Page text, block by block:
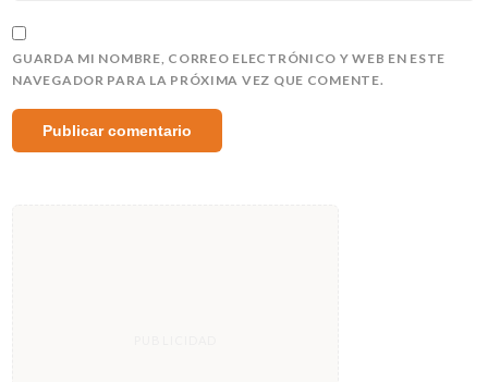
GUARDA MI NOMBRE, CORREO ELECTRÓNICO Y WEB EN ESTE
NAVEGADOR PARA LA PRÓXIMA VEZ QUE COMENTE.